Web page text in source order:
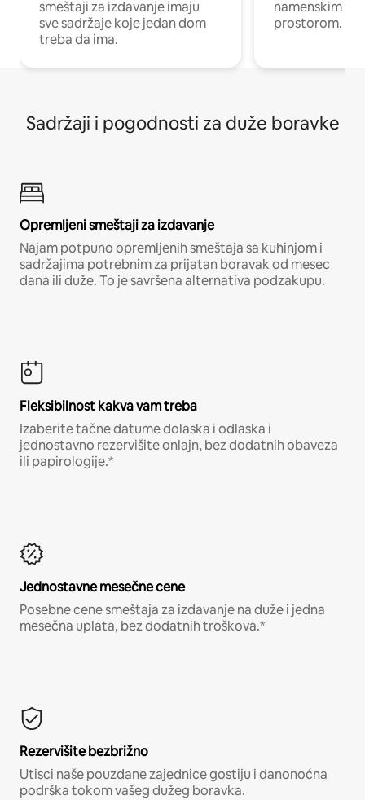
smeštaji za izdavanje imaju
sve sadržaje koje jedan dom
treba da ima.
namenskim
prostorom.
Sadržaji i pogodnosti za duže boravke
Opremljeni smeštaji za izdavanje
Najam potpuno opremljenih smeštaja sa kuhinjom i
sadržajima potrebnim za prijatan boravak od mesec
dana ili duže. To je savršena alternativa podzakupu.
Fleksibilnost kakva vam treba
Izaberite tačne datume dolaska i odlaska i
jednostavno rezervišite onlajn, bez dodatnih obaveza
ili papirologije.*
Jednostavne mesečne cene
Posebne cene smeštaja za izdavanje na duže i jedna
mesečna uplata, bez dodatnih troškova.*
Rezervišite bezbrižno
Utisci naše pouzdane zajednice gostiju i danonoćna
podrška tokom vašeg dužeg boravka.